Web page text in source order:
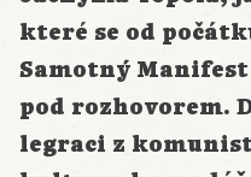
které se od
Samotný
pod rozhovorem.
legraci z